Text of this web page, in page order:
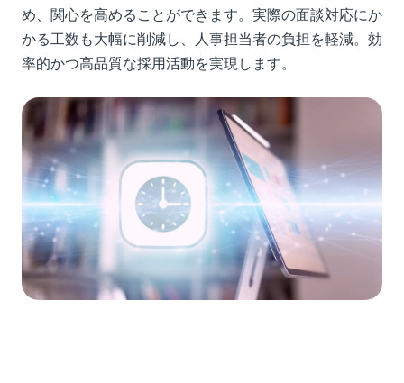
め、関心を高めることができます。実際の面談対応にか
かる工数も大幅に削減し、人事担当者の負担を軽減。効
率的かつ高品質な採用活動を実現します。